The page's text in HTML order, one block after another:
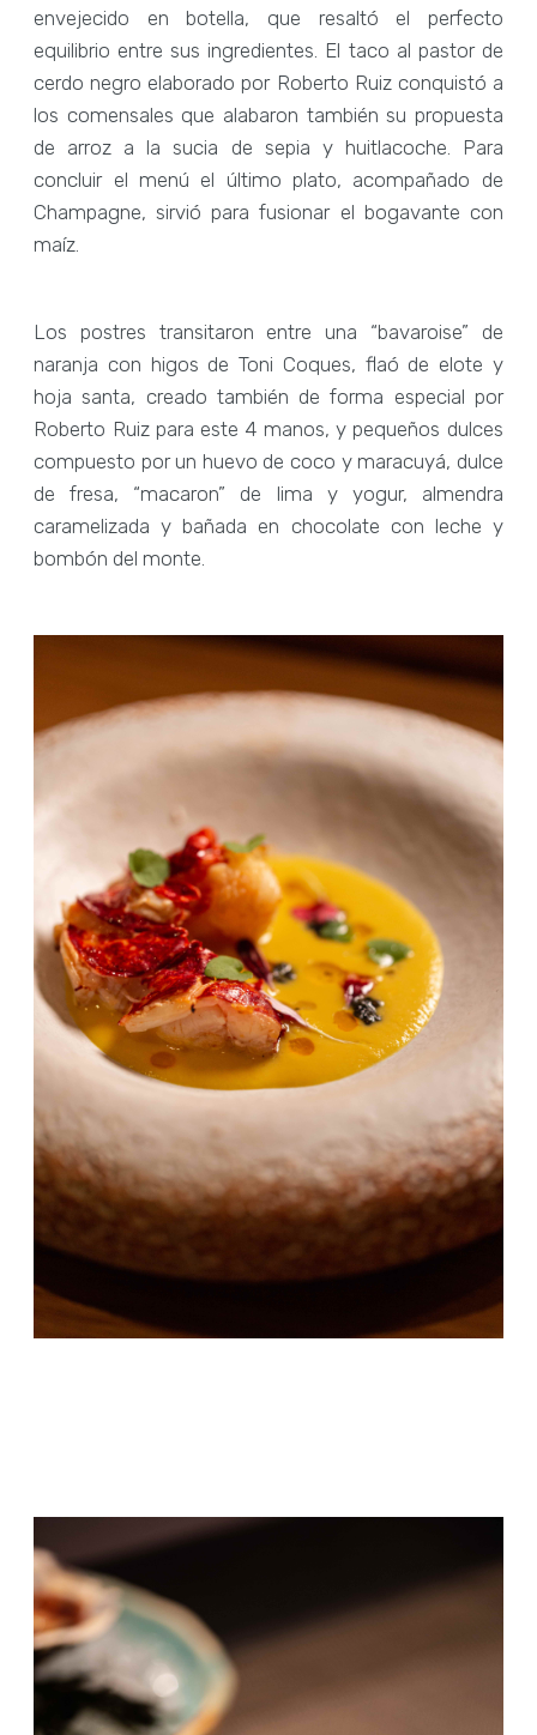
envejecido en botella, que resaltó el perfecto
equilibrio entre sus ingredientes. El taco al pastor de
cerdo negro elaborado por Roberto Ruiz conquistó a
los comensales que alabaron también su propuesta
de arroz a la sucia de sepia y huitlacoche. Para
concluir el menú el último plato, acompañado de
Champagne, sirvió para fusionar el bogavante con
maíz.
Los postres transitaron entre una “bavaroise” de
naranja con higos de Toni Coques, flaó de elote y
hoja santa, creado también de forma especial por
Roberto Ruiz para este 4 manos, y pequeños dulces
compuesto por un huevo de coco y maracuyá, dulce
de fresa, “macaron” de lima y yogur, almendra
caramelizada y bañada en chocolate con leche y
bombón del monte.